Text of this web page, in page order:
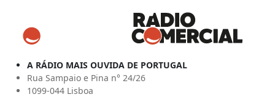
A RÁDIO MAIS OUVIDA DE PORTUGAL
Rua Sampaio e Pina n° 24/26
1099-044 Lisboa